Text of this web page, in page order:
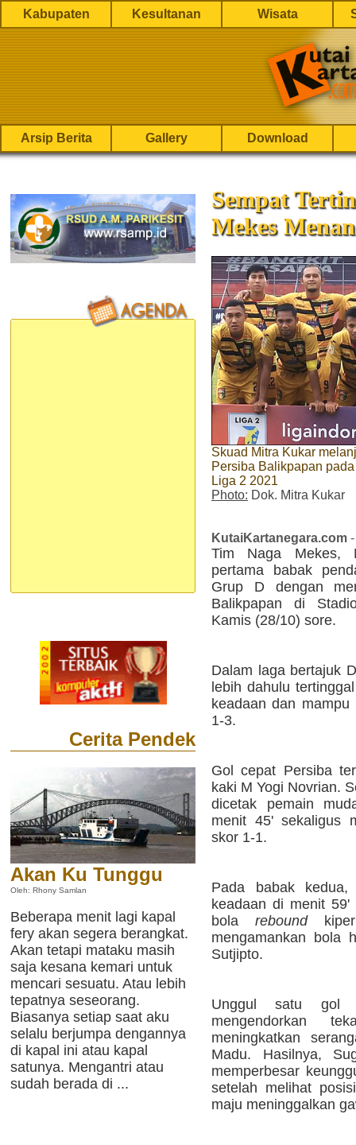
Kabupaten Kesultanan Wisata
Arsip Berita Gallery Download
Cerita Pendek
Akan Ku Tunggu
Oleh: Rhony Samlan
Beberapa menit lagi kapal
fery akan segera berangkat.
Akan tetapi mataku masih
saja kesana kemari untuk
mencari sesuatu. Atau lebih
tepatnya seseorang.
Biasanya setiap saat aku
selalu berjumpa dengannya
di kapal ini atau kapal
satunya. Mengantri atau
sudah berada di ...
Sempat
Mekes
Skuad Mitra Kukar
Persiba Balikpapan
Liga 2 2021
Photo: Dok. Mitra Kukar
KutaiKartanegara.com
Tim Naga Mekes,
pertama babak
Grup D dengan
Balikpapan di
Kamis (28/10) sore.
Dalam laga bertajuk
lebih dahulu
keadaan dan
1-3.
Gol cepat Persiba
kaki M Yogi Novrian.
dicetak pemain
menit 45' sekaligus
skor 1-1.
Pada babak
keadaan di menit
bolareboundkiper
mengamankan bola
Sutjipto.
Unggul satu gol
mengendorkan
meningkatkan
Madu. Hasilnya,
memperbesar
setelah melihat
maju meninggalkan